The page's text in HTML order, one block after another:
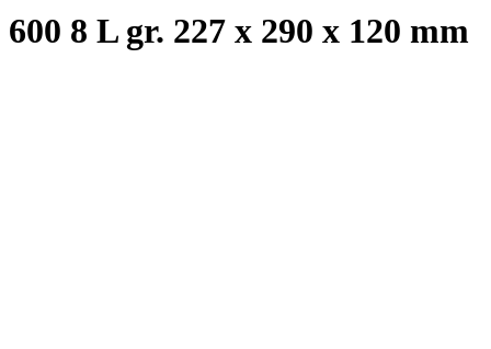
600 8 L gr. 227 x 290 x 120 mm